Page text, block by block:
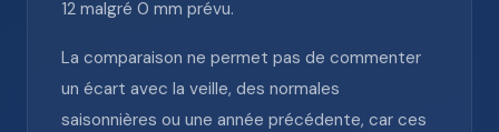
12 malgré 0 mm prévu.
La comparaison ne permet pas de commenter
un écart avec la veille, des normales
saisonnières ou une année précédente, car ces